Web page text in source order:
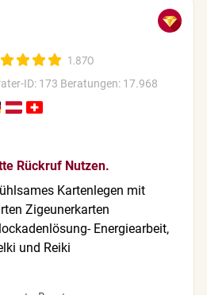
1.870
ID: 173 Beratungen: 17.968
Rückruf Nutzen.
Kartenlegen mit
Zigeunerkarten
Energiearbeit,
und Reiki